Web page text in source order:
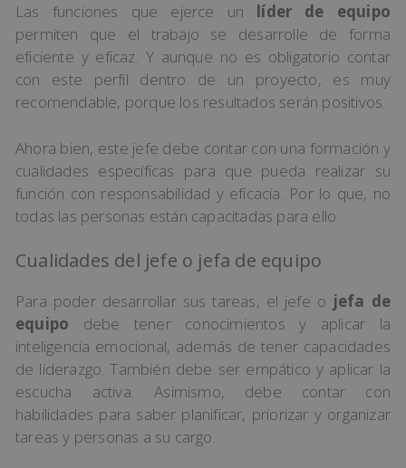
Las funciones que ejerce un líder de equipo
permiten que el trabajo se desarrolle de forma
eficiente y eficaz. Y aunque no es obligatorio contar
con este perfil dentro de un proyecto, es muy
recomendable, porque los resultados serán positivos.
Ahora bien, este jefe debe contar con una formación y
cualidades específicas para que pueda realizar su
función con responsabilidad y eficacia. Por lo que, no
todas las personas están capacitadas para ello.
Cualidades del jefe o jefa de equipo
Para poder desarrollar sus tareas, el jefe o jefa de
equipo debe tener conocimientos y aplicar la
inteligencia emocional, además de tener capacidades
de liderazgo. También debe ser empático y aplicar la
escucha activa. Asimismo, debe contar con
habilidades para saber planificar, priorizar y organizar
tareas y personas a su cargo.